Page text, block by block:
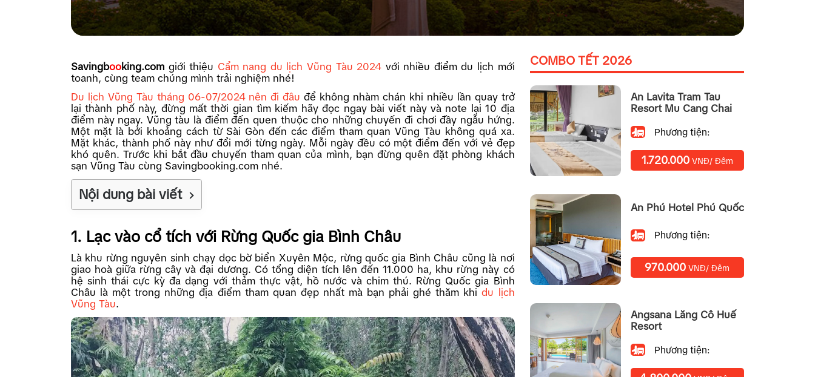
Savingbooking.com giới thiệu Cẩm nang du lịch Vũng Tàu 2024 với nhiều điểm du lịch mới
toanh, cùng team chúng mình trải nghiệm nhé!
Du lịch Vũng Tàu tháng 06-07/2024 nên đi đâu để không nhàm chán khi nhiều lần quay trở
lại thành phố này, đừng mất thời gian tìm kiếm hãy đọc ngay bài viết này và note lại 10 địa
điểm này ngay. Vũng tàu là điểm đến quen thuộc cho những chuyến đi chơi đầy ngẫu hứng.
Một mặt là bởi khoảng cách từ Sài Gòn đến các điểm tham quan Vũng Tàu không quá xa.
Mặt khác, thành phố này như đổi mới từng ngày. Mỗi ngày đều có một điểm đến với vẻ đẹp
khó quên. Trước khi bắt đầu chuyến tham quan của mình, bạn đừng quên đặt phòng khách
sạn Vũng Tàu cùng Savingbooking.com nhé.
Nội dung bài viết
1. Lạc vào cổ tích với Rừng Quốc gia Bình Châu
Là khu rừng nguyên sinh chạy dọc bờ biển Xuyên Mộc, rừng quốc gia Bình Châu cũng là nơi
giao hoà giữa rừng cây và đại dương. Có tổng diện tích lên đến 11.000 ha, khu rừng này có
hệ sinh thái cực kỳ đa dạng với thảm thực vật, hồ nước và chim thú. Rừng Quốc gia Bình
Châu là một trong những địa điểm tham quan đẹp nhất mà bạn phải ghé thăm khidu lịch
Vũng Tàu.
COMBO TẾT 2026
An Lavita Tram Tau
Resort Mu Cang Chai
Phương tiện:
1.720.000VNĐ/ Đêm
An Phú Hotel Phú Quốc
Phương tiện:
970.000 VNĐ/ Đêm
Angsana Lăng Cô Huế
Resort
Phương tiện: